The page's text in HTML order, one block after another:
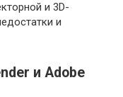
и 3D-
и
и Adobe